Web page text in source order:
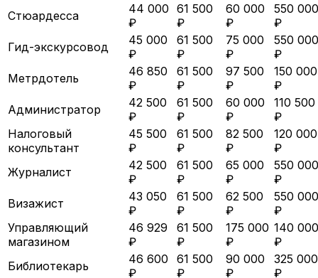
Стюардесса
44 000
₽
61 500
₽
60 000
₽
550 000
₽
Гид-экскурсовод
45 000
₽
61 500
₽
75 000
₽
550 000
₽
Метрдотель
46 850
₽
61 500
₽
97 500
₽
150 000
₽
Администратор
42 500
₽
61 500
₽
60 000
₽
110 500
₽
Налоговый
консультант
45 500
₽
61 500
₽
82 500
₽
120 000
₽
Журналист
42 500
₽
61 500
₽
65 000
₽
550 000
₽
Визажист
43 050
₽
61 500
₽
62 500
₽
550 000
₽
Управляющий
магазином
46 929
₽
61 500
₽
175 000
₽
140 000
₽
Библиотекарь
46 600
₽
61 500
₽
90 000
₽
325 000
₽